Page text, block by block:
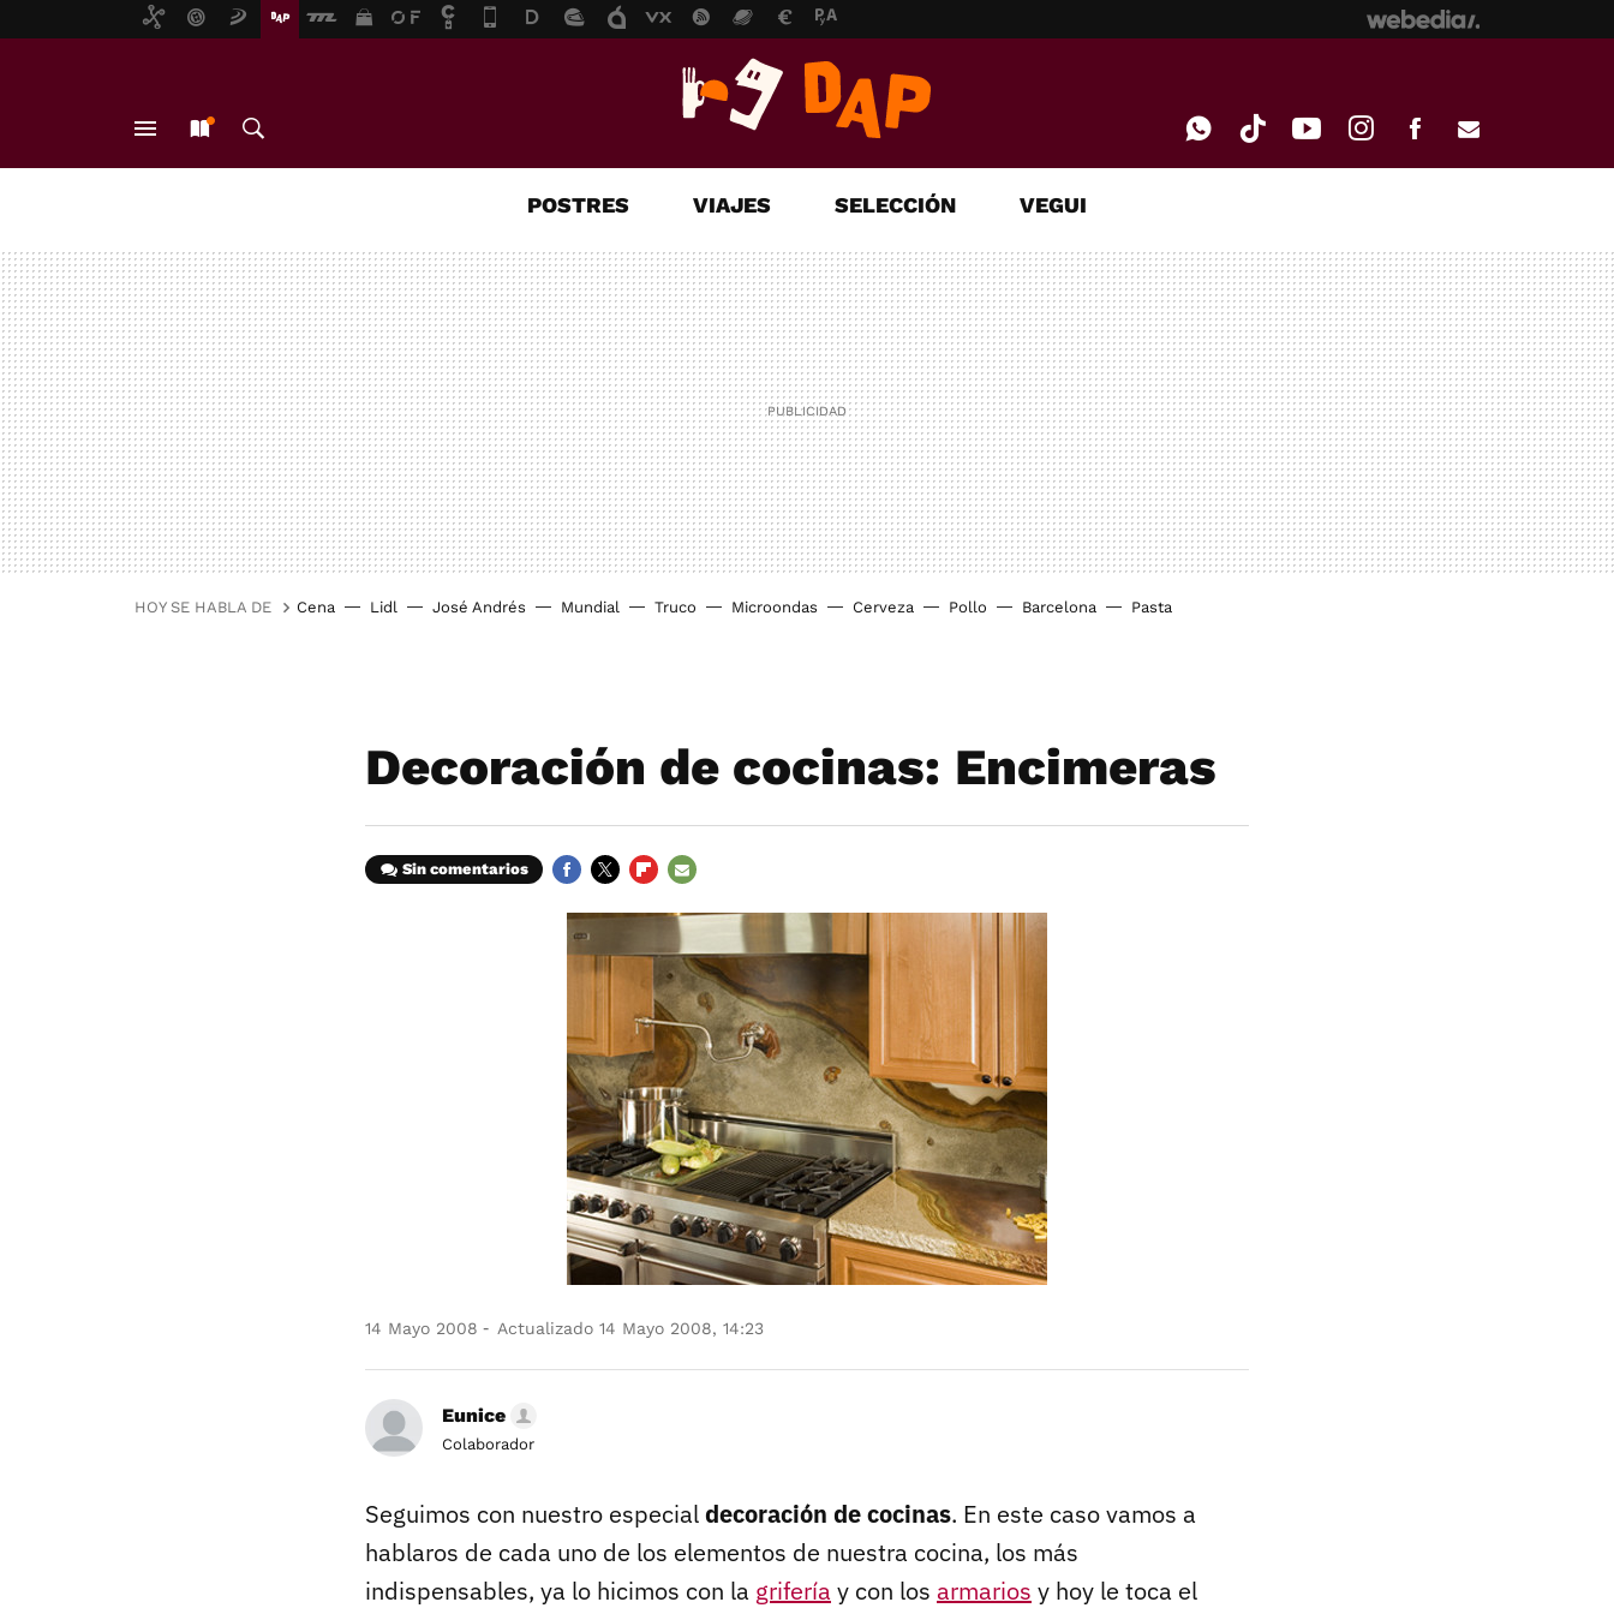
MAIL
POSTRES VIAJES SELECCIÓN VEGUI
HOY SE HABLA DE Cena Lidl José Andrés Mundial Truco Microondas Cerveza Pollo Barcelona Pasta
Decoración de cocinas: Encimeras
Sin comentarios
MAIL
14 Mayo 2008 Actualizado 14 Mayo 2008, 14:23
Eunice
Colaborador
Seguimos con nuestro especialdecoración de cocinas. En este caso vamos a
hablaros de cada uno de los elementos de nuestra cocina, los más
indispensables, ya lo hicimos con la griferíay con los armarios y hoy le toca el